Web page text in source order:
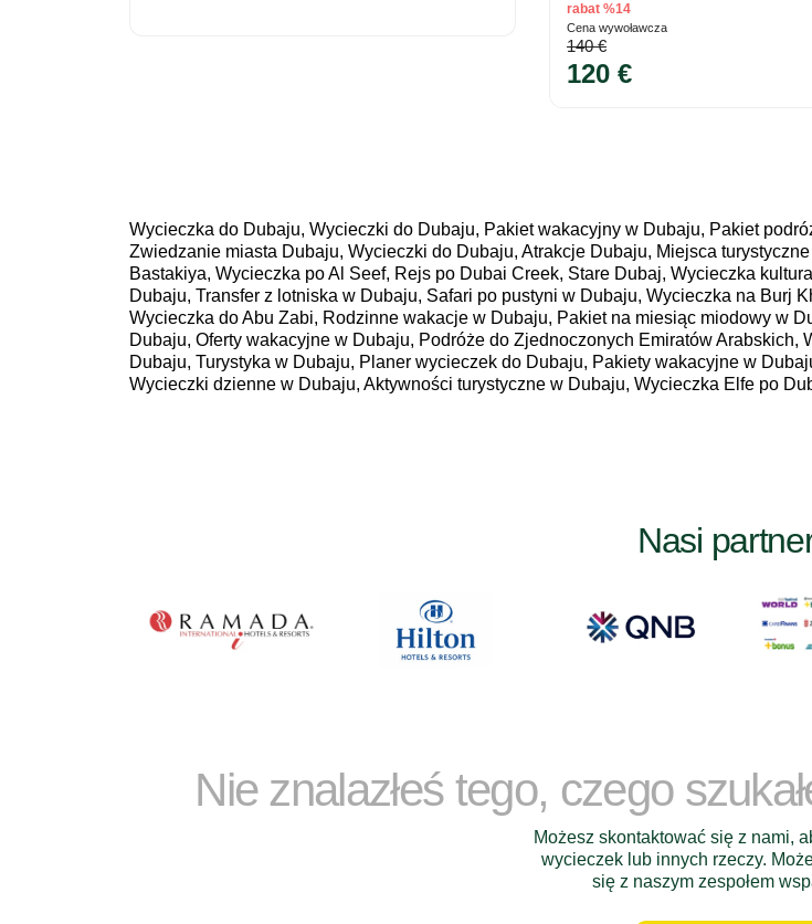
rabat %14
Cena wywoławcza
140 €
120 €
Wycieczka do Dubaju, Wycieczki do Dubaju, Pakiet wakacyjny w Dubaju, Pakiet
Zwiedzanie miasta Dubaju, Wycieczki do Dubaju, Atrakcje Dubaju, Miejsca
Bastakiya, Wycieczka po Al Seef, Rejs po Dubai Creek, Stare Dubaj, Wycieczka
Dubaju, Transfer z lotniska w Dubaju, Safari po pustyni w Dubaju, Wycieczka na Burj
Wycieczka do Abu Zabi, Rodzinne wakacje w Dubaju, Pakiet na miesiąc miodowy w
Dubaju, Oferty wakacyjne w Dubaju, Podróże do Zjednoczonych Emiratów
Dubaju, Turystyka w Dubaju, Planer wycieczek do Dubaju, Pakiety wakacyjne w
Wycieczki dzienne w Dubaju, Aktywności turystyczne w Dubaju, Wycieczka Elfe po
Nasi
Nie znalazłeś tego, czego
Możesz skontaktować się z nami,
wycieczek lub innych rzeczy.
się z naszym zespołem